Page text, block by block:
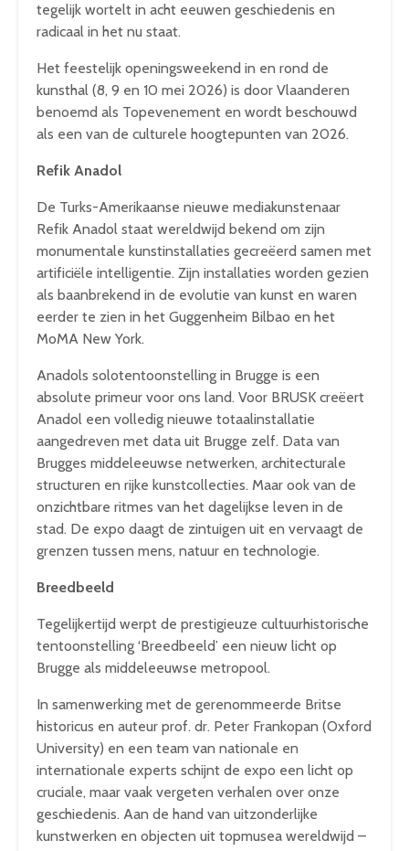
tegelijk wortelt in acht eeuwen geschiedenis en
radicaal in het nu staat.
Het feestelijk openingsweekend in en rond de
kunsthal (8, 9 en 10 mei 2026) is door Vlaanderen
benoemd als Topevenement en wordt beschouwd
als een van de culturele hoogtepunten van 2026.
Refik Anadol
De Turks-Amerikaanse nieuwe mediakunstenaar
Refik Anadol staat wereldwijd bekend om zijn
monumentale kunstinstallaties gecreëerd samen met
artificiële intelligentie. Zijn installaties worden gezien
als baanbrekend in de evolutie van kunst en waren
eerder te zien in het Guggenheim Bilbao en het
MoMA New York.
Anadols solotentoonstelling in Brugge is een
absolute primeur voor ons land. Voor BRUSK creëert
Anadol een volledig nieuwe totaalinstallatie
aangedreven met data uit Brugge zelf. Data van
Brugges middeleeuwse netwerken, architecturale
structuren en rijke kunstcollecties. Maar ook van de
onzichtbare ritmes van het dagelijkse leven in de
stad. De expo daagt de zintuigen uit en vervaagt de
grenzen tussen mens, natuur en technologie.
Breedbeeld
Tegelijkertijd werpt de prestigieuze cultuurhistorische
tentoonstelling ‘Breedbeeld’ een nieuw licht op
Brugge als middeleeuwse metropool.
In samenwerking met de gerenommeerde Britse
historicus en auteur prof. dr. Peter Frankopan (Oxford
University) en een team van nationale en
internationale experts schijnt de expo een licht op
cruciale, maar vaak vergeten verhalen over onze
geschiedenis. Aan de hand van uitzonderlijke
kunstwerken en objecten uit topmusea wereldwijd –